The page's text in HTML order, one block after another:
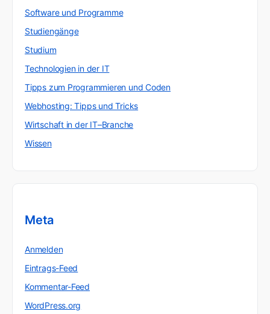
Software und Programme
Studiengänge
Studium
Technologien in der IT
Tipps zum Programmieren und Coden
Webhosting: Tipps und Tricks
Wirtschaft in der IT–Branche
Wissen
Meta
Anmelden
Eintrags-Feed
Kommentar-Feed
WordPress.org